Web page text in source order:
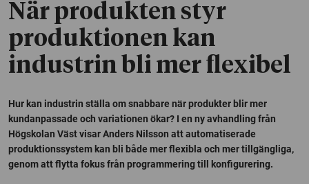
När produkten styr
produktionen kan
industrin bli mer flexibel
Hur kan industrin ställa om snabbare när produkter blir mer
kundanpassade och variationen ökar? I en ny avhandling från
Högskolan Väst visar Anders Nilsson att automatiserade
produktionssystem kan bli både mer flexibla och mer tillgängliga,
genom att flytta fokus från programmering till konfigurering.